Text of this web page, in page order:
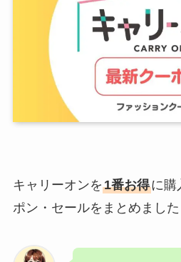
キャリーオンを1番お得に購
ポン・セールをまとめました